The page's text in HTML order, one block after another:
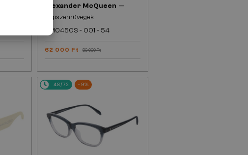
Alexander McQueen —
Napszemüvegek
AM0450S - 001 - 54
62 000 Ft 80 000 Ft
48/72 -9%